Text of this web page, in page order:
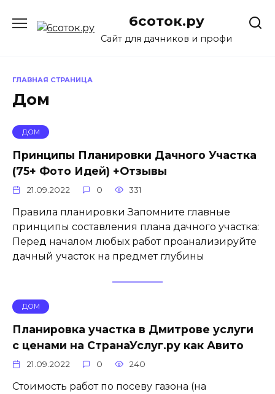
содержанию
6соток.ру
Сайт для дачников и профи
ГЛАВНАЯ СТРАНИЦА
Дом
ДОМ
Принципы Планировки Дачного Участка
(75+ Фото Идей) +Отзывы
21.09.2022 0 331
Правила планировки Запомните главные
принципы составления плана дачного участка:
Перед началом любых работ проанализируйте
дачный участок на предмет глубины
ДОМ
Планировка участка в Дмитрове услуги
с ценами на СтранаУслуг.ру как Авито
21.09.2022 0 240
Стоимость работ по посеву газона (на